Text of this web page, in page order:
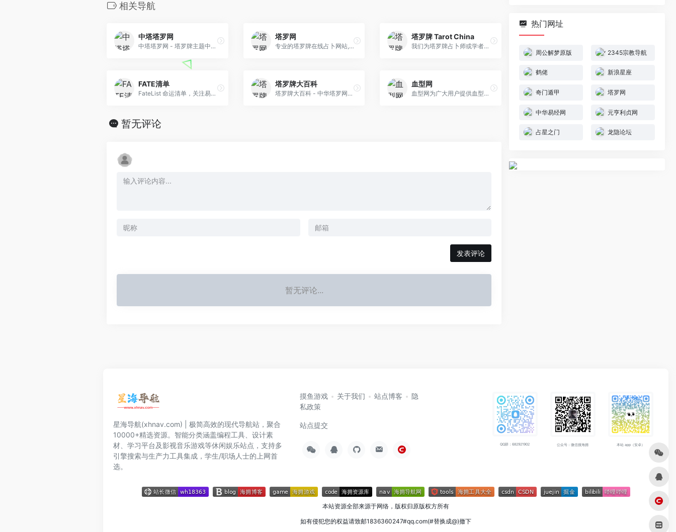
相关导航
中塔塔罗网
中塔塔罗网 - 塔罗牌主题中文网站,CTA中塔推荐网站,中塔塔罗培训网站 - 引导灵性之光。 - CHINA TAROT ASSOCIATION - Powered by Discuz!
塔罗网
专业的塔罗牌在线占卜网站,提供78张塔罗牌全部解析,可以用于占卜爱情,婚姻,缘分,塔罗牌在线占卜爱情,解密塔罗牌测试,揭秘塔罗牌怎么玩,塔罗牌在线占卜事业,财运
塔罗牌 Tarot China
我们为塔罗牌占卜师或学者提供一站式服务。我们提供人工智能ChatGPT解读、塔罗牌意、牌阵查询、相关书籍、自助抽牌、互动交流、在线问答等各项塔罗牌 相关服务。我们的网站旨在为您提供最全面、最专业的塔罗牌服务，让您轻松掌握塔罗牌的奥秘。无论您是初学者还是资深爱好者，我们都将竭诚为您服务。
FATE清单
FateList 命运清单，关注易理、运势、正念和人生等文化知识。了解个人生活状态，发布个人记录，人生理想，事项计划等内容
塔罗牌大百科
塔罗牌大百科 - 中华塔罗网论坛 - CHINATAROT - 塔罗牌主题中文网站 - CTA推荐网站
血型网
血型网为广大用户提供血型遗传规律表,血型配对表,血型有几种,什么血型最好,血型性格分析等功能和说明，血型的不同代表个人的性格特点、天赋都有所不同，血型的决定和血型遗传规律表密不可分，本站提供a、b、ab、o四大血型的性格、配对等方面的内容分析，同时还有关于熊猫血的相关解答。
暂无评论
发表评论
暂无评论...
热门网址
周公解梦原版 2345宗教导航
鹤佬 新浪星座
奇门遁甲 塔罗网
中华易经网 元亨利贞网
占星之门 龙隐论坛
星海导航(xhnav.com) | 极简高效的现代导航站，聚合
10000+精选资源。智能分类涵盖编程工具、设计素
材、学习平台及影视音乐游戏等休闲娱乐站点，支持多
引擎搜索与生产力工具集成，学生/职场人士的上网首
选。
摸鱼游戏 关于我们 站点博客
隐
私政策
站点提交
QQ群：682921902 公众号：微信搜海拥 本站 app（安卓）
本站资源全部来源于网络，版权归原版权方所有
如有侵犯您的权益请致邮1836360247#qq.com(#替换成@)撤下